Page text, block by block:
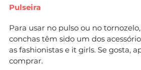
Pulseira
Para usar no pulso ou no
conchas têm sido um dos
as fashionistas e it girls. Se gosta,
comprar.